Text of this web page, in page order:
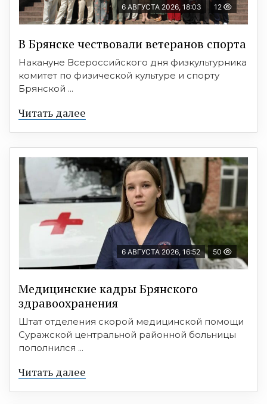
6 АВГУСТА 2026, 18:03 12
В Брянске чествовали ветеранов спорта
Накануне Всероссийского дня физкультурника
комитет по физической культуре и спорту
Брянской ...
Читать далее
6 АВГУСТА 2026, 16:52 50
Медицинские кадры Брянского
здравоохранения
Штат отделения скорой медицинской помощи
Суражской центральной районной больницы
пополнился ...
Читать далее